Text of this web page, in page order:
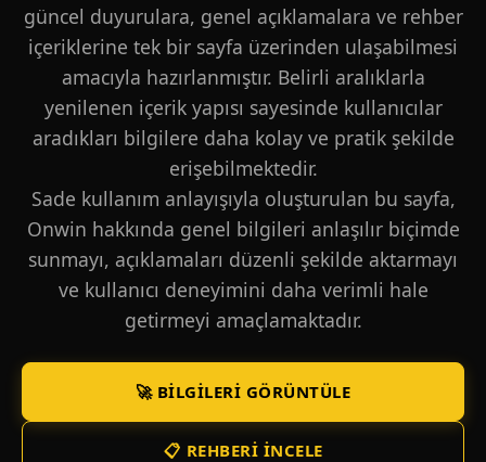
güncel duyurulara, genel açıklamalara ve rehber
içeriklerine tek bir sayfa üzerinden ulaşabilmesi
amacıyla hazırlanmıştır. Belirli aralıklarla
yenilenen içerik yapısı sayesinde kullanıcılar
aradıkları bilgilere daha kolay ve pratik şekilde
erişebilmektedir.
Sade kullanım anlayışıyla oluşturulan bu sayfa,
Onwin hakkında genel bilgileri anlaşılır biçimde
sunmayı, açıklamaları düzenli şekilde aktarmayı
ve kullanıcı deneyimini daha verimli hale
getirmeyi amaçlamaktadır.
🚀 BILGILERI GÖRÜNTÜLE
📋 REHBERI İNCELE